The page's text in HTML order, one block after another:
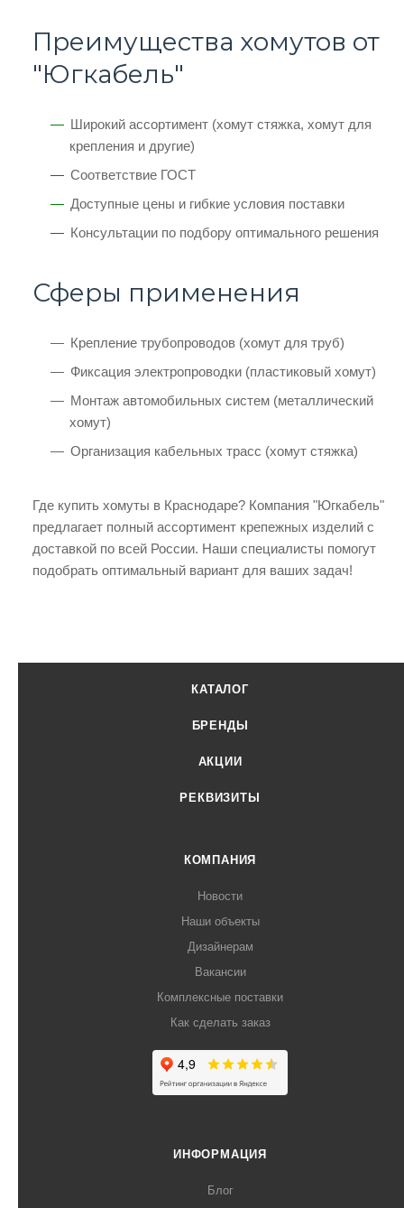
Преимущества хомутов от
"Югкабель"
Широкий ассортимент (хомут стяжка, хомут для
крепления и другие)
Соответствие ГОСТ
Доступные цены и гибкие условия поставки
Консультации по подбору оптимального решения
Сферы применения
Крепление трубопроводов (хомут для труб)
Фиксация электропроводки (пластиковый хомут)
Монтаж автомобильных систем (металлический
хомут)
Организация кабельных трасс (хомут стяжка)
Где купить хомуты в Краснодаре? Компания "Югкабель"
предлагает полный ассортимент крепежных изделий с
доставкой по всей России. Наши специалисты помогут
подобрать оптимальный вариант для ваших задач!
КАТАЛОГ
БРЕНДЫ
АКЦИИ
РЕКВИЗИТЫ
КОМПАНИЯ
Новости
Наши объекты
Дизайнерам
Вакансии
Комплексные поставки
Как сделать заказ
ИНФОРМАЦИЯ
Блог